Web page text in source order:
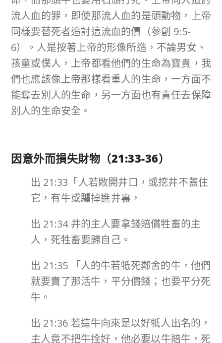
流人血的罪，即使那流人血的是頭動物，上帝
同樣要替死者追討這流血的債（參創 9:5-
6）。人是按著上帝的形像所造，不論男女、
孩童或僕人，上帝都看他們的生命為寶貴，我
們也應該像上帝那樣看重人的生命，一方面不
能奪去別人的生命，另一方面也有責任去保障
別人的生命安全。
因意外而損失財物（21:33-36）
出 21:33「人若敞開井口，或挖井不蓋住
它，有牛或驢掉進井裏，
出 21:34 井的主人要拿錢賠償牲畜的主
人，死牲畜要歸自己。
出 21:35 「人的牛若牴死鄰舍的牛，他們
就要賣了那活牛，平分價錢；也要平分死
牛。
出 21:36 若這牛向來是以好牴人出名的，
主人竟不把牛拴好，他必要以牛賠牛，死